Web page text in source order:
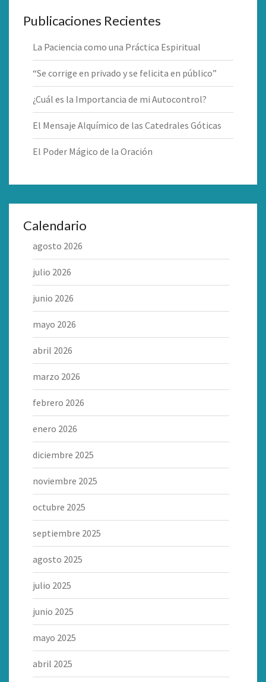
Publicaciones Recientes
La Paciencia como una Práctica Espiritual
“Se corrige en privado y se felicita en público”
¿Cuál es la Importancia de mi Autocontrol?
El Mensaje Alquímico de las Catedrales Góticas
El Poder Mágico de la Oración
Calendario
agosto 2026
julio 2026
junio 2026
mayo 2026
abril 2026
marzo 2026
febrero 2026
enero 2026
diciembre 2025
noviembre 2025
octubre 2025
septiembre 2025
agosto 2025
julio 2025
junio 2025
mayo 2025
abril 2025